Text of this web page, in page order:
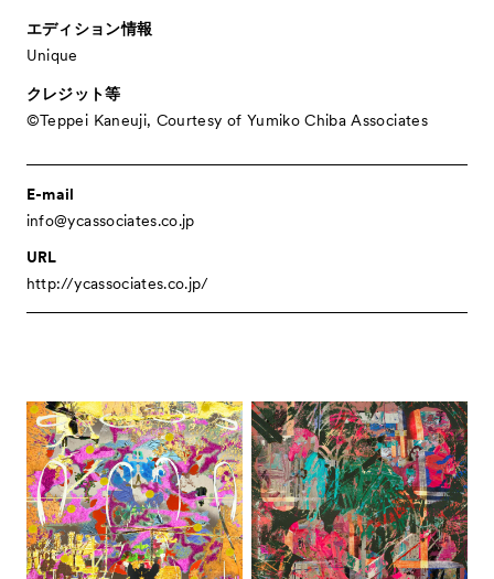
Press
Contact
エディション情報
Unique
クレジット等
©Teppei Kaneuji, Courtesy of Yumiko Chiba Associates
E-mail
info@ycassociates.co.jp
URL
http://ycassociates.co.jp/